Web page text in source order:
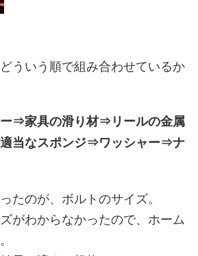
ういう順で組み合わせているか
⇒家具の滑り材⇒リールの金属
当なスポンジ⇒ワッシャー⇒ナ
たのが、ボルトのサイズ。
がわからなかったので、ホーム